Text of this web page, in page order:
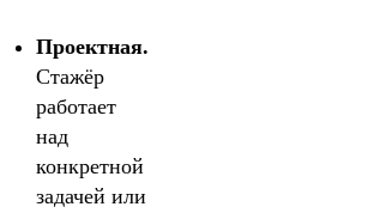
Проектная.
Стажёр
работает
над
конкретной
задачей или